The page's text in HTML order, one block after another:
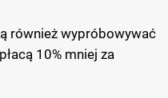
również wypróbowywać
10% mniej za